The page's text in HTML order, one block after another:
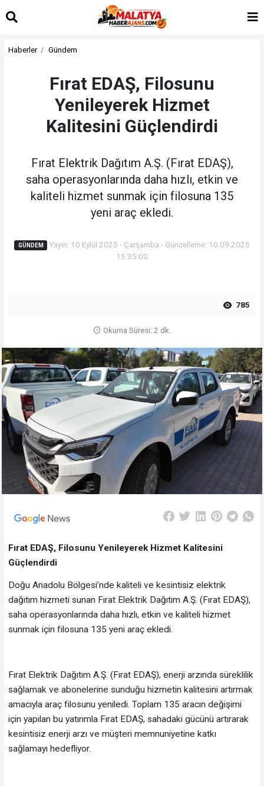
Haberler Gündem
Fırat EDAŞ, Filosunu
Yenileyerek Hizmet
Kalitesini Güçlendirdi
Fırat Elektrik Dağıtım A.Ş. (Fırat EDAŞ),
saha operasyonlarında daha hızlı, etkin ve
kaliteli hizmet sunmak için filosuna 135
yeni araç ekledi.
GÜNDEM
Yayın: 10 Eylül 2025 - Çarşamba - Güncelleme: 10.09.2025
15:35:00
785
Okuma Süresi: 2 dk.
Fırat EDAŞ, Filosunu Yenileyerek Hizmet Kalitesini
Güçlendirdi
Doğu Anadolu Bölgesi’nde kaliteli ve kesintisiz elektrik
dağıtım hizmeti sunan Fırat Elektrik Dağıtım A.Ş. (Fırat EDAŞ),
saha operasyonlarında daha hızlı, etkin ve kaliteli hizmet
sunmak için filosuna 135 yeni araç ekledi.
Fırat Elektrik Dağıtım A.Ş. (Fırat EDAŞ), enerji arzında süreklilik
sağlamak ve abonelerine sunduğu hizmetin kalitesini artırmak
amacıyla araç filosunu yeniledi. Toplam 135 aracın değişimi
için yapılan bu yatırımla Fırat EDAŞ, sahadaki gücünü artırarak
kesintisiz enerji arzı ve müşteri memnuniyetine katkı
sağlamayı hedefliyor.